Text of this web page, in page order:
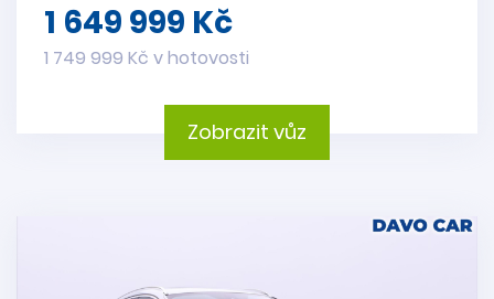
1 649 999 Kč
1 749 999 Kč v hotovosti
Zobrazit vůz